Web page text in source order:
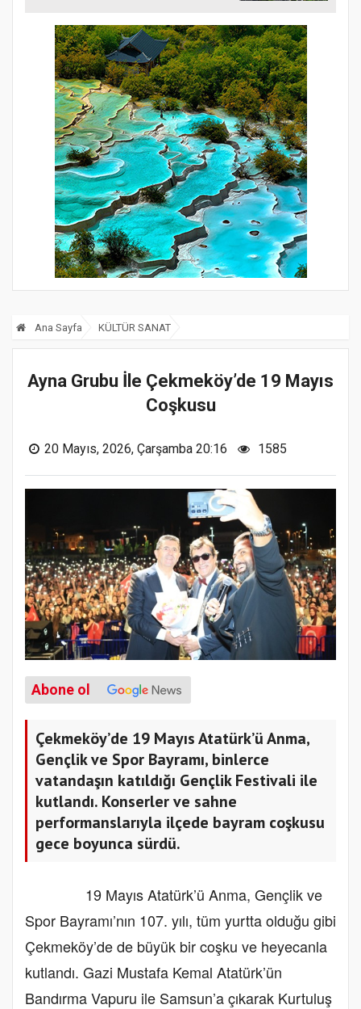
Ana Sayfa KÜLTÜR SANAT
Ayna Grubu İle Çekmeköy’de 19 Mayıs
Coşkusu
20 Mayıs, 2026, Çarşamba 20:16 1585
Abone ol
Çekmeköy’de 19 Mayıs Atatürk’ü Anma,
Gençlik ve Spor Bayramı, binlerce
vatandaşın katıldığı Gençlik Festivali ile
kutlandı. Konserler ve sahne
performanslarıyla ilçede bayram coşkusu
gece boyunca sürdü.
19 Mayıs Atatürk’ü Anma, Gençlik ve
Spor Bayramı’nın 107. yılı, tüm yurtta olduğu gibi
Çekmeköy’de de büyük bir coşku ve heyecanla
kutlandı. Gazi Mustafa Kemal Atatürk’ün
Bandırma Vapuru ile Samsun’a çıkarak Kurtuluş